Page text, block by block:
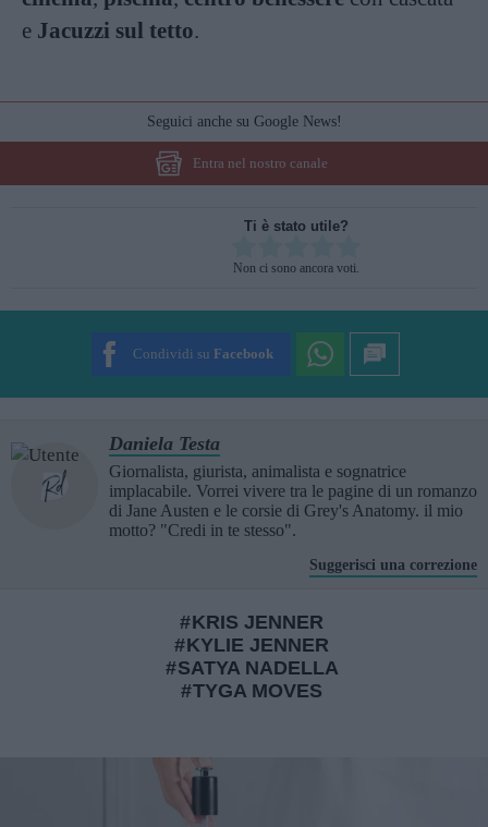
e Jacuzzi sul tetto.
Seguici anche su Google News!
Entra nel nostro canale
Ti è stato utile?
Non ci sono ancora voti.
Condividi su Facebook
Daniela Testa
Giornalista, giurista, animalista e sognatrice
implacabile. Vorrei vivere tra le pagine di un romanzo
di Jane Austen e le corsie di Grey's Anatomy. il mio
motto? "Credi in te stesso".
Suggerisci una correzione
KRIS JENNER
KYLIE JENNER
SATYA NADELLA
TYGA MOVES